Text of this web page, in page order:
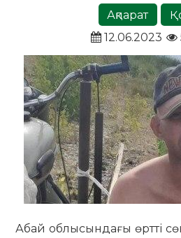
Ақпарат
12.06.2023
Абай облысындағы өртті